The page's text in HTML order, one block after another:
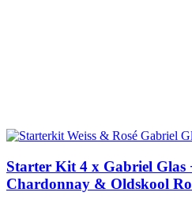
Starter Kit 4 x Gabriel Glas
Chardonnay & Oldskool